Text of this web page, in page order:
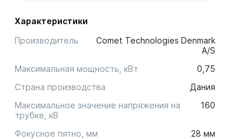
Характеристики
Производитель
Comet Technologies Denmark
A/S
Максимальная мощность, кВт
0,75
Страна производства
Дания
Максимальное значение напряжения на
трубке, кВ
160
Фокусное пятно, мм
28 мм